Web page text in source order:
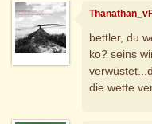
bettler, du
ko? seins
die wette